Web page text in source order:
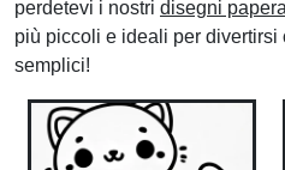
perdetevi i nostri disegni
più piccoli e ideali per divertirsi
semplici!